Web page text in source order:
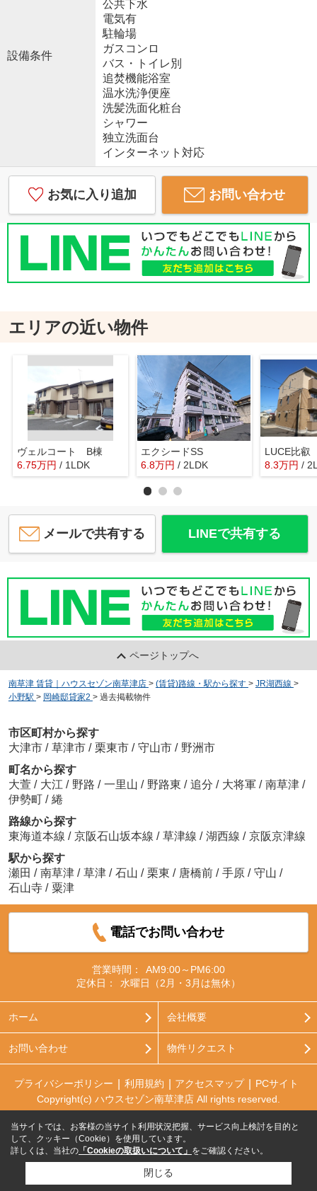
設備条件
公共下水
電気有
駐輪場
ガスコンロ
バス・トイレ別
追焚機能浴室
温水洗浄便座
洗髪洗面化粧台
シャワー
独立洗面台
インターネット対応
お気に入り追加 お問い合わせ
エリアの近い物件
ヴェルコート B棟
6.75万円 / 1LDK
エクシードSS
6.8万円 / 2LDK
LUCE比叡
8.3万円 /
メールで共有する LINEで共有する
ページトップへ
南草津 賃貸｜ハウスセゾン南草津店 > (賃貸)路線・駅から探す > JR湖西線 >
小野駅 > 岡崎邸貸家2 > 過去掲載物件
市区町村から探す
大津市 / 草津市 / 栗東市 / 守山市 / 野洲市
町名から探す
大萱 / 大江 / 野路 / 一里山 / 野路東 / 追分 / 大将軍 / 南草津 /
伊勢町 / 綣
路線から探す
東海道本線 / 京阪石山坂本線 / 草津線 / 湖西線 / 京阪京津線
駅から探す
瀬田 / 南草津 / 草津 / 石山 / 栗東 / 唐橋前 / 手原 / 守山 /
石山寺 / 粟津
電話でお問い合わせ
営業時間：
AM9:00～PM6:00
定休日：
水曜日（2月・3月は無休）
ホーム 会社概要
お問い合わせ 物件リクエスト
プライバシーポリシー 利用規約 アクセスマップ
PCサイト
Copyright(c) ハウスセゾン南草津店 All rights reserved.
当サイトでは、お客様の当サイト利用状況把握、サービス向上検討を目的と
して、クッキー（Cookie）を使用しています。
詳しくは、当社の 「Cookieの取扱いについて」 をご確認ください。
閉じる